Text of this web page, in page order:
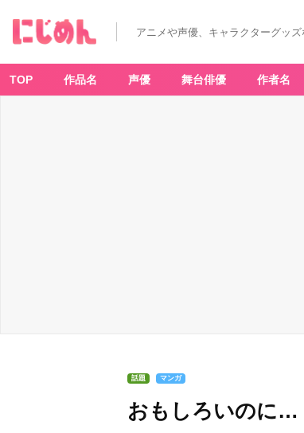
アニメや声優、キャラクターグッ
TOP 作品名 声優 舞台俳優 作者名
話題 マンガ
おもしろいのに…